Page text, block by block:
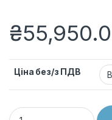
₴
Ціна без/з ПДВ
Плата LVPB станції